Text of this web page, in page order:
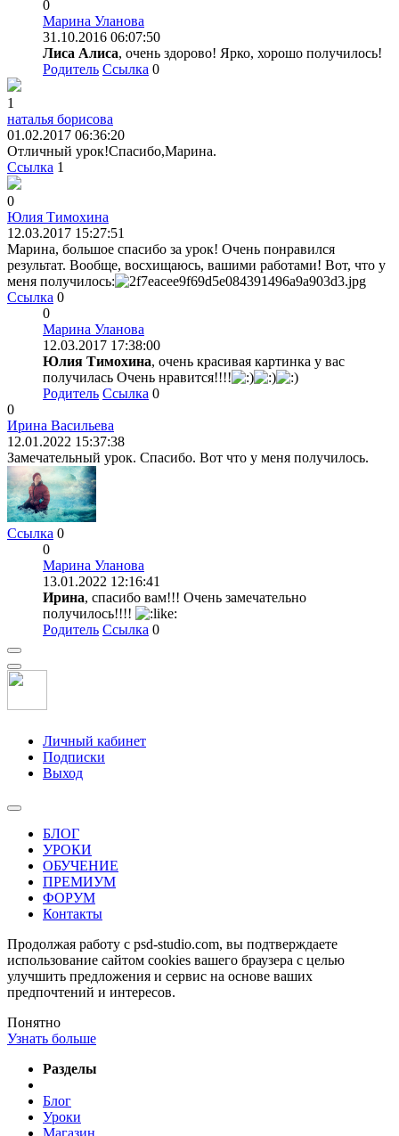
Марина Уланова
31.10.2016 06:07:50
Лиса Алиса, очень здорово! Ярко, хорошо получилось!
Родитель Ссылка 0
наталья борисова
01.02.2017 06:36:20
Отличный урок!Спасибо,Марина.
Ссылка 1
Юлия Тимохина
12.03.2017 15:27:51
Марина, большое спасибо за урок! Очень понравился
результат. Вообще, восхищаюсь, вашими работами! Вот, что у
меня получилось:
Ссылка 0
Марина Уланова
12.03.2017 17:38:00
Юлия Тимохина, очень красивая картинка у вас
получилась Очень нравится!!!!
Родитель Ссылка 0
Ирина Васильева
12.01.2022 15:37:38
Замечательный урок. Спасибо. Вот что у меня получилось.
Ссылка 0
Марина Уланова
13.01.2022 12:16:41
Ирина, спасибо вам!!! Очень замечательно
получилось!!!!
Родитель Ссылка 0
Личный кабинет
Подписки
Выход
БЛОГ
УРОКИ
ОБУЧЕНИЕ
ПРЕМИУМ
ФОРУМ
Контакты
Продолжая работу с psd-studio.com, вы подтверждаете
использование сайтом cookies вашего браузера с целью
улучшить предложения и сервис на основе ваших
предпочтений и интересов.
Понятно
Узнать больше
Разделы
Блог
Уроки
Магазин